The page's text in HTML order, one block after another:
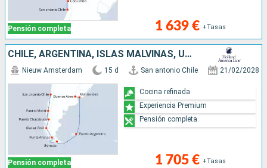
Pensión completa 1 639 € +Tasas
CHILE, ARGENTINA, ISLAS MALVINAS, URUGUAY
Pensión completa
Nieuw Amsterdam 15 d San antonio Chile 21/02/2028
1 705 € +Tasas
Cocina refinada
Experiencia Premium
Pensión completa